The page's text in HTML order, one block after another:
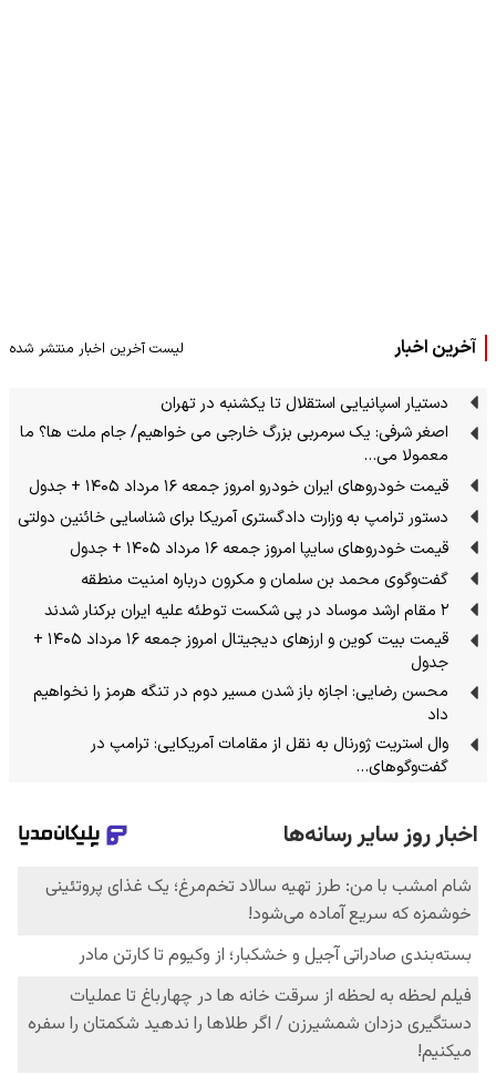
آخرین اخبار لیست آخرین اخبار منتشر شده
دستیار اسپانیایی استقلال تا یکشنبه در تهران
اصغر شرفی: یک سرمربی بزرگ خارجی می خواهیم/ جام ملت ها؟ ما
معمولا می…
قیمت خودرو‌های ایران خودرو امروز جمعه ۱۶ مرداد ۱۴۰۵ + جدول
دستور ترامپ به وزارت دادگستری آمریکا برای شناسایی خائنین دولتی
قیمت خودرو‌های سایپا امروز جمعه ۱۶ مرداد ۱۴۰۵ + جدول
گفت‌وگوی محمد بن سلمان و مکرون درباره امنیت منطقه
۲ مقام‌ ارشد موساد در پی شکست توطئه علیه ایران برکنار شدند
قیمت بیت کوین و ارز‌های دیجیتال امروز جمعه ۱۶ مرداد ۱۴۰۵ +
جدول
محسن رضایی: اجازه باز شدن مسیر دوم در تنگه هرمز را نخواهیم
داد
وال استریت ژورنال به نقل از مقامات آمریکایی: ترامپ در
گفت‌وگوهای…